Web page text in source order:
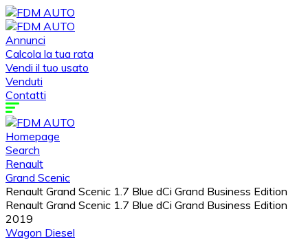
Annunci
Calcola la tua rata
Vendi il tuo usato
Venduti
Contatti
Homepage
Search
Renault
Grand Scenic
Renault Grand Scenic 1.7 Blue dCi Grand Business Edition
Renault Grand Scenic 1.7 Blue dCi Grand Business Edition
2019
Wagon Diesel